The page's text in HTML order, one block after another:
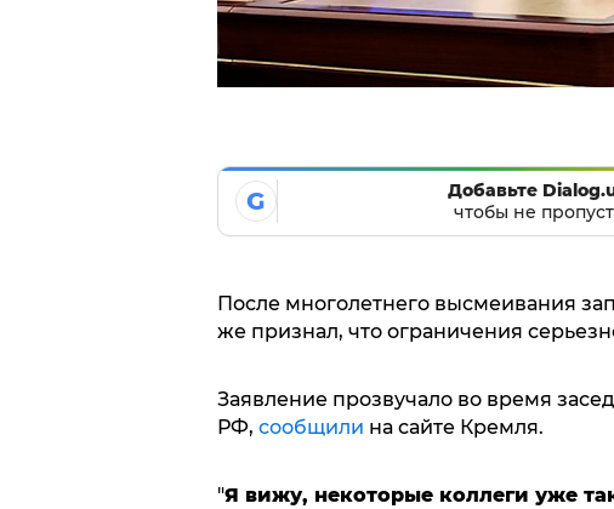
G
Добавьте
чтобы не
После многолетнего высмеивания
же признал, что ограничения
Заявление прозвучало во время
РФ, сообщили на сайте Кремля.
"Я вижу, некоторые коллеги уже